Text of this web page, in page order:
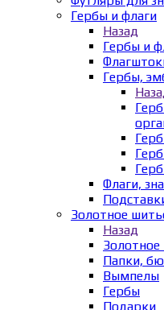
Гербы и флаги
Назад
Гербы и
Гербы,
Флаги,
Золотное
Назад
Папки,
Вымпелы
Гербы
Подарки